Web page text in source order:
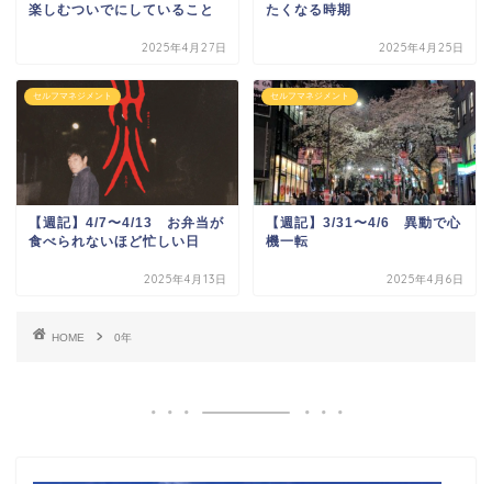
楽しむついでにしていること
2025年4月27日
たくなる時期
2025年4月25日
セルフマネジメント
【週記】4/7〜4/13 お弁当が
食べられないほど忙しい日
2025年4月13日
セルフマネジメント
【週記】3/31〜4/6 異動で心
機一転
2025年4月6日
HOME 0年